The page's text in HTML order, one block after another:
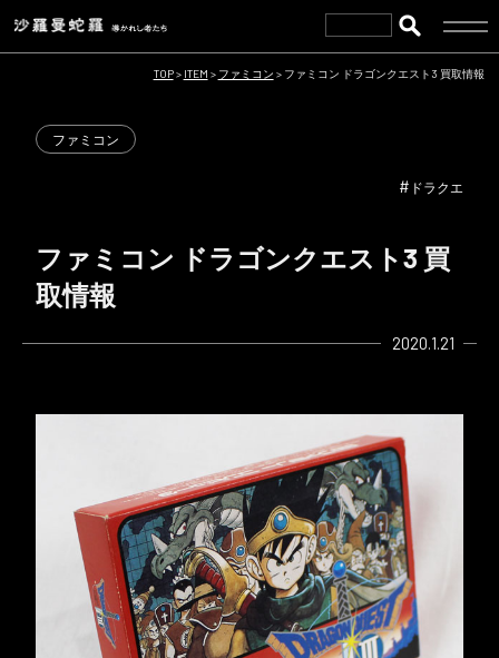
TOP> ITEM > ファミコン > ファミコン ドラゴンクエスト3 買取情報
ファミコン
# ドラクエ
ファミコン ドラゴンクエスト3 買
取情報
2020.1.21